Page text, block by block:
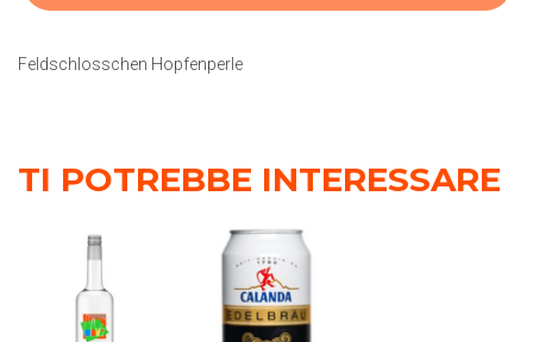
Feldschlosschen Hopfenperle
TI POTREBBE INTERESSARE